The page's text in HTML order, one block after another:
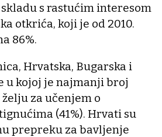
s rastućim interesom
otkrića, koji je od 2010.
86%.
Hrvatska, Bugarska i
u kojoj je najmanji broj
za učenjem o
(41%). Hrvati su
prepreku za bavljenje